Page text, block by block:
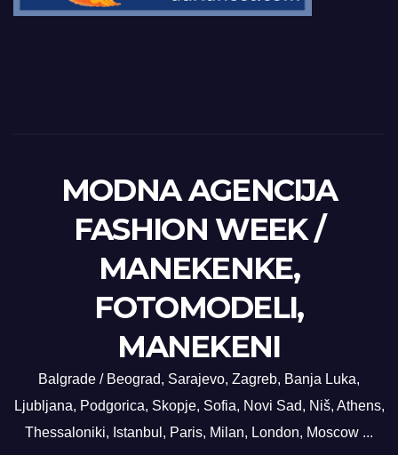
MODNA AGENCIJA
FASHION WEEK /
MANEKENKE,
FOTOMODELI,
MANEKENI
Balgrade / Beograd, Sarajevo, Zagreb, Banja Luka,
Ljubljana, Podgorica, Skopje, Sofia, Novi Sad, Niš, Athens,
Thessaloniki, Istanbul, Paris, Milan, London, Moscow ...